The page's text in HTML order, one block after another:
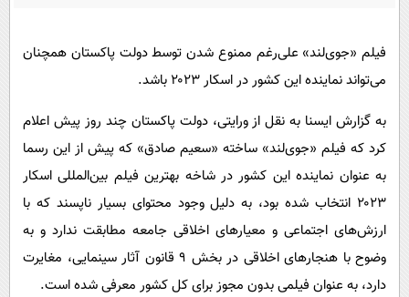
گوناگون
محیط زیست
سلامت
فرهنگی
اجتماعی
آشپزی
فیلم «جوی‌لند» علی‌رغم ممنوع شدن توسط دولت پاکستان همچنان
می‌تواند نماینده این کشور در اسکار ۲۰۲۳ باشد.
به گزارش ایسنا به نقل از ورایتی، دولت پاکستان چند روز پیش اعلام
کرد که فیلم «جوی‌لند» ساخته «سعیم صادق» که پیش از این رسما
به عنوان نماینده این کشور در شاخه بهترین فیلم بین‌المللی اسکار
۲۰۲۳ انتخاب شده بود، به دلیل وجود محتوای بسیار ناپسند که با
ارزش‌های اجتماعی و معیارهای اخلاقی جامعه مطابقت ندارد و به
وضوح با هنجارهای اخلاقی در بخش ۹ قانون آثار سینمایی، مغایرت
دارد، به عنوان فیلمی بدون مجوز برای کل کشور معرفی شده است.